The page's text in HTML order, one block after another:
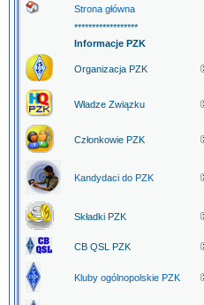
Strona główna
******************
Informacje PZK
Organizacja PZK
Władze Związku
Członkowie PZK
Kandydaci do PZK
Składki PZK
CB QSL PZK
Kluby ogólnopolskie PZK